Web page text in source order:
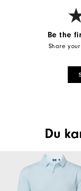
Be the
Share
Du